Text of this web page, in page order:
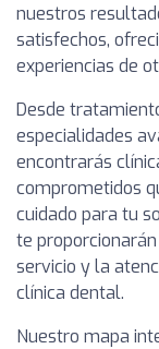
nuestros
satisfechos,
experiencias de
Desde
especialidades
encontrarás
comprometidos
cuidado para tu
te
servicio y la
clínica dental.
Nuestro mapa